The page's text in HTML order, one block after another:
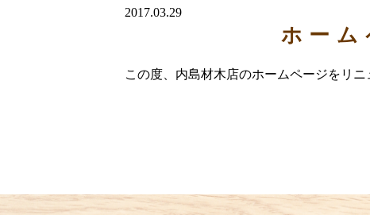
2017.03.29
ホーム
この度、内島材木店のホームページをリニ